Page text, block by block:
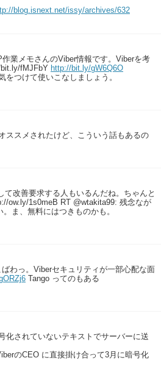
blog.isnext.net/issy/archives/632
作業メモさんのViber情報です。Viberを考
fMJFbY http://bit.ly/gW6Q6O
つけて使いこなしましょう。
ススメされたけど、こういう話もあるの
て改善要求する人もいるんだね。ちゃんと
ow.ly/1s0meB RT @wtakita99: 残念なが
ま、無料にはつきものかも。
わっ。Viberセキュリティが一部心配な面
Tango ってのもある
化されていないテキストでサーバーに送
のCEO に直接掛け合って3月に暗号化